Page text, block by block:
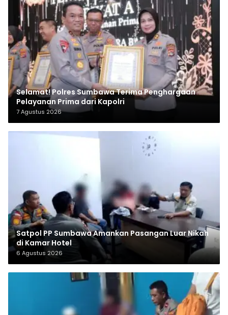
Selamat! Polres Sumbawa Terima Penghargaan
Pelayanan Prima dari Kapolri
7 Agustus 2026
Satpol PP Sumbawa Amankan Pasangan Luar Nikah
di Kamar Hotel
6 Agustus 2026